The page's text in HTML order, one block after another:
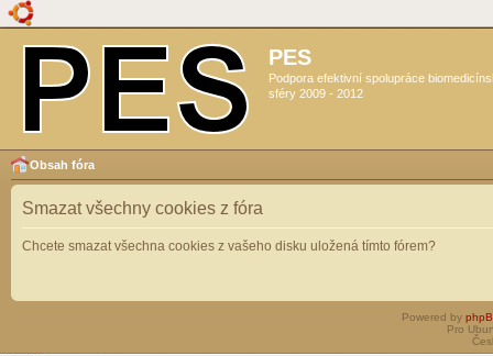
PES
Podpora efektivní spolupráce
sféry 2009 - 2012
Obsah fóra
Smazat všechny cookies z fóra
Chcete smazat všechna cookies z vašeho disku uložená tímto fórem?
Powered by
Pro